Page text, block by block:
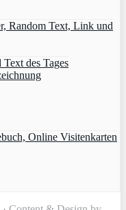
Random Text, Link und
des Tages
Online Visitenkarten